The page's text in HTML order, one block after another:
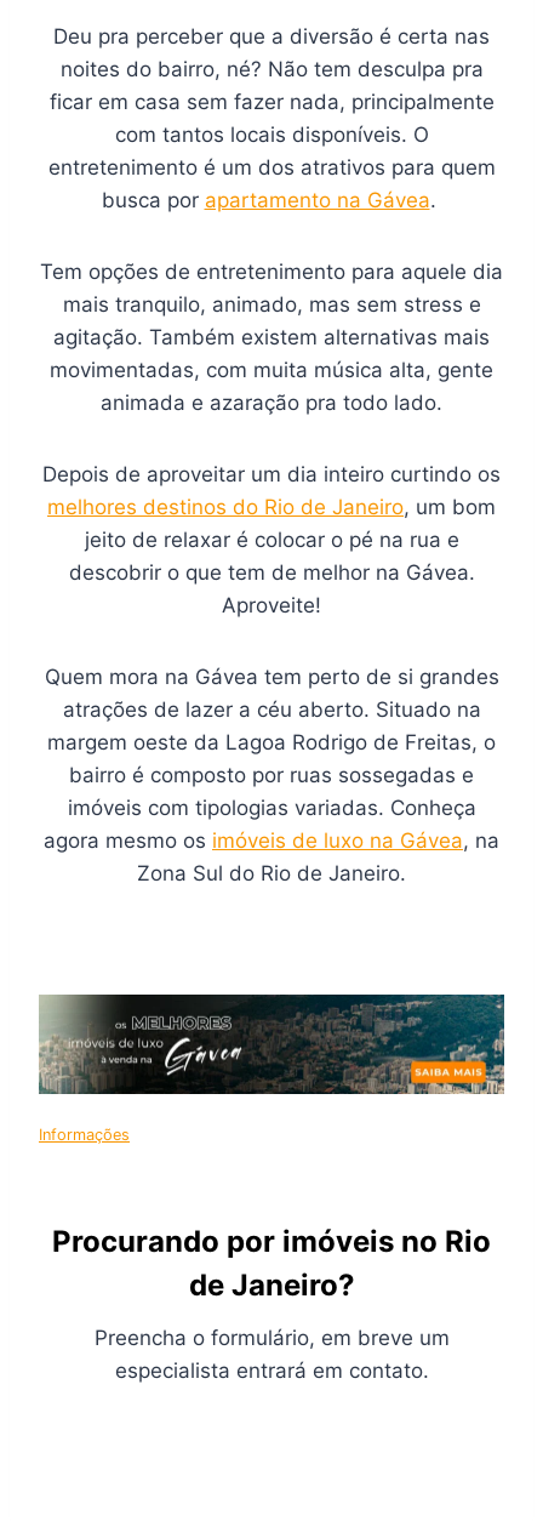
Deu pra perceber que a diversão é certa nas
noites do bairro, né? Não tem desculpa pra
ficar em casa sem fazer nada, principalmente
com tantos locais disponíveis. O
entretenimento é um dos atrativos para quem
busca por apartamento na Gávea.
Tem opções de entretenimento para aquele dia
mais tranquilo, animado, mas sem stress e
agitação. Também existem alternativas mais
movimentadas, com muita música alta, gente
animada e azaração pra todo lado.
Depois de aproveitar um dia inteiro curtindo os
melhores destinos do Rio de Janeiro, um bom
jeito de relaxar é colocar o pé na rua e
descobrir o que tem de melhor na Gávea.
Aproveite!
Quem mora na Gávea tem perto de si grandes
atrações de lazer a céu aberto. Situado na
margem oeste da Lagoa Rodrigo de Freitas, o
bairro é composto por ruas sossegadas e
imóveis com tipologias variadas. Conheça
agora mesmo os imóveis de luxo na Gávea, na
Zona Sul do Rio de Janeiro.
Informações
Procurando por imóveis no Rio
de Janeiro?
Preencha o formulário, em breve um
especialista entrará em contato.